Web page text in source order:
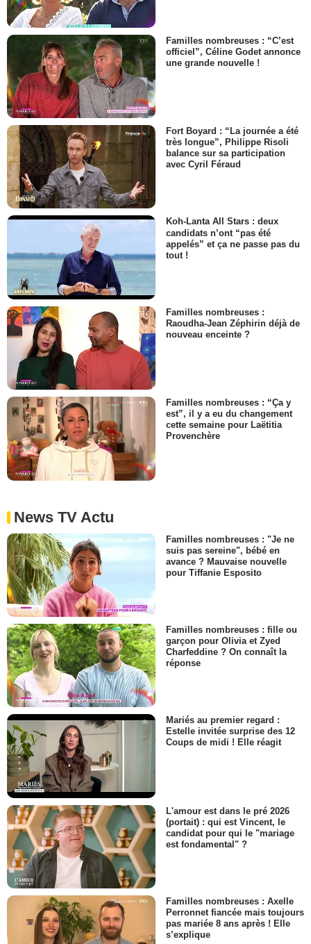
Familles nombreuses : “C’est
officiel”, Céline Godet annonce
une grande nouvelle !
Fort Boyard : “La journée a été
très longue”, Philippe Risoli
balance sur sa participation
avec Cyril Féraud
Koh-Lanta All Stars : deux
candidats n’ont “pas été
appelés” et ça ne passe pas du
tout !
Familles nombreuses :
Raoudha-Jean Zéphirin déjà de
nouveau enceinte ?
Familles nombreuses : “Ça y
est”, il y a eu du changement
cette semaine pour Laëtitia
Provenchère
News TV Actu
Familles nombreuses : "Je ne
suis pas sereine", bébé en
avance ? Mauvaise nouvelle
pour Tiffanie Esposito
Familles nombreuses : fille ou
garçon pour Olivia et Zyed
Charfeddine ? On connaît la
réponse
Mariés au premier regard :
Estelle invitée surprise des 12
Coups de midi ! Elle réagit
L'amour est dans le pré 2026
(portait) : qui est Vincent, le
candidat pour qui le "mariage
est fondamental" ?
Familles nombreuses : Axelle
Perronnet fiancée mais toujours
pas mariée 8 ans après ! Elle
s’explique